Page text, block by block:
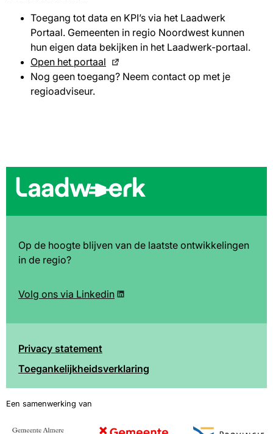
Toegang tot data en KPI’s via het Laadwerk
Portaal. Gemeenten in regio Noordwest kunnen
hun eigen data bekijken in het Laadwerk-portaal.
Open het portaal
Nog geen toegang? Neem contact op met je
regioadviseur.
Op de hoogte blijven van de laatste ontwikkelingen
in de regio?
Volg ons via Linkedin
Privacy statement
Toegankelijkheidsverklaring
Afbeelding Afbeelding Afbeelding